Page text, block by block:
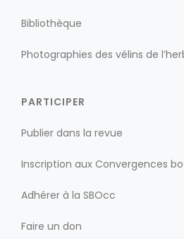
Bibliothèque
Photographies des vélins de
PARTICIPER
Publier dans la revue
Inscription aux Convergences
Adhérer à la SBOcc
Faire un don